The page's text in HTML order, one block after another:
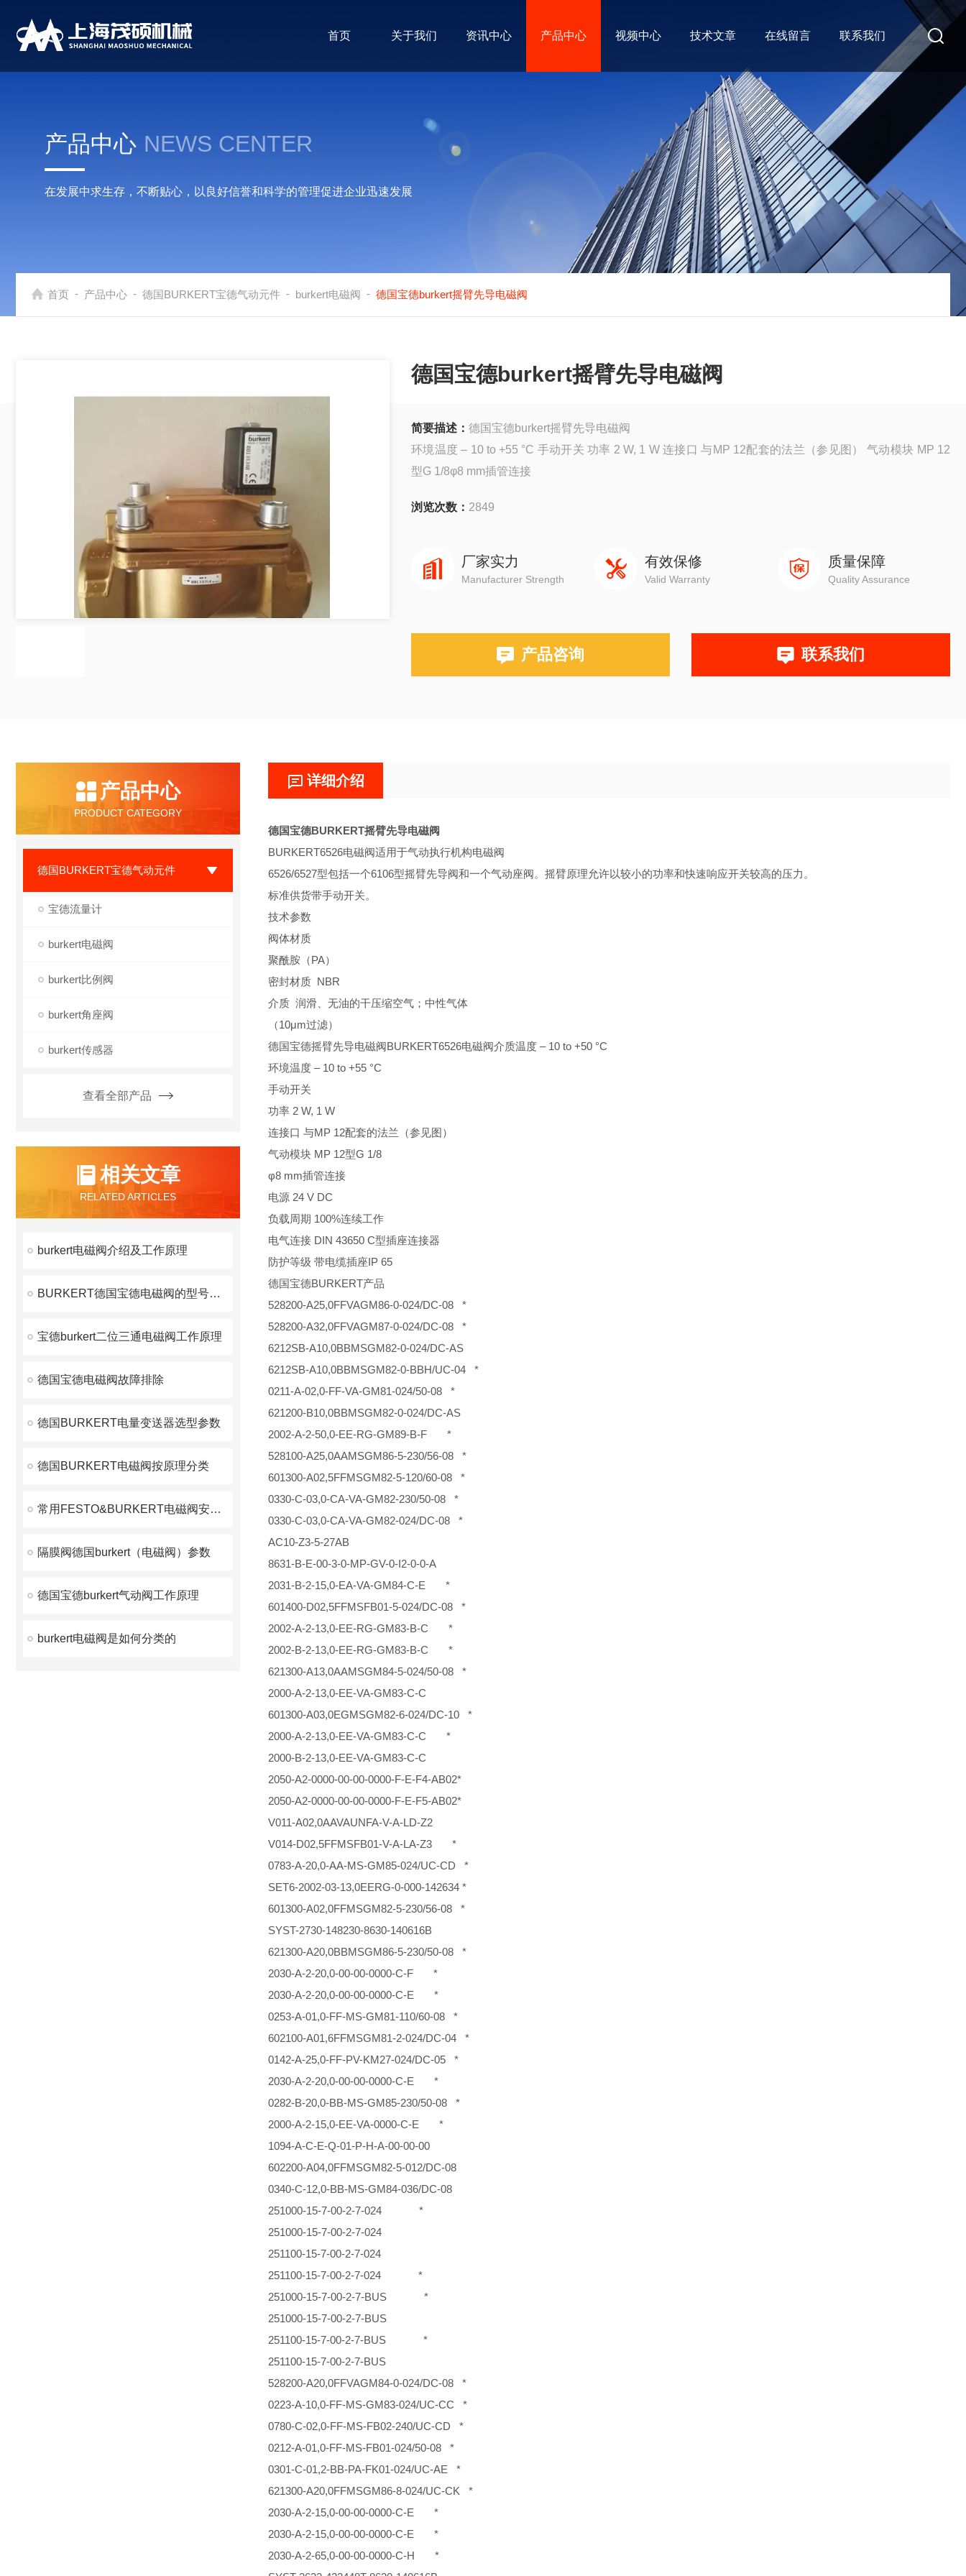
首页 关于我们 资讯中心 产品中心 视频中心 技术文章 在线留言 联系我们
产品中心 NEWS CENTER
在发展中求生存，不断贴心，以良好信誉和科学的管理促进企业迅速发展
首页 - 产品中心 - 德国BURKERT宝德气动元件 - burkert电磁阀 - 德国宝德burkert摇臂先导电磁阀
德国宝德burkert摇臂先导电磁阀
简要描述： 德国宝德burkert摇臂先导电磁阀
环境温度 – 10 to +55 °C 手动开关 功率 2 W, 1 W 连接口 与MP 12配套的法兰（参见图） 气动模块 MP 12
型G 1/8φ8 mm插管连接
浏览次数： 2849
厂家实力
Manufacturer Strength
有效保修
Valid Warranty
质量保障
Quality Assurance
产品咨询 联系我们
产品中心
PRODUCT CATEGORY
德国BURKERT宝德气动元件
宝德流量计
burkert电磁阀
burkert比例阀
burkert角座阀
burkert传感器
查看全部产品
相关文章
RELATED ARTICLES
burkert电磁阀介绍及工作原理
BURKERT德国宝德电磁阀的型号大全
宝德burkert二位三通电磁阀工作原理
德国宝德电磁阀故障排除
德国BURKERT电量变送器选型参数
德国BURKERT电磁阀按原理分类
常用FESTO&BURKERT电磁阀安全性
隔膜阀德国burkert（电磁阀）参数
德国宝德burkert气动阀工作原理
burkert电磁阀是如何分类的
详细介绍
德国宝德BURKERT摇臂先导电磁阀
BURKERT6526电磁阀适用于气动执行机构电磁阀
6526/6527型包括一个6106型摇臂先导阀和一个气动座阀。摇臂原理允许以较小的功率和快速响应开关较高的压力。
标准供货带手动开关。
技术参数
阀体材质
聚酰胺（PA）
密封材质 NBR
介质 润滑、无油的干压缩空气；中性气体
（10μm过滤）
德国宝德摇臂先导电磁阀BURKERT6526电磁阀介质温度 – 10 to +50 °C
环境温度 – 10 to +55 °C
手动开关
功率 2 W, 1 W
连接口 与MP 12配套的法兰（参见图）
气动模块 MP 12型G 1/8
φ8 mm插管连接
电源 24 V DC
负载周期 100%连续工作
电气连接 DIN 43650 C型插座连接器
防护等级 带电缆插座IP 65
德国宝德BURKERT产品
528200-A25,0FFVAGM86-0-024/DC-08 *
528200-A32,0FFVAGM87-0-024/DC-08 *
6212SB-A10,0BBMSGM82-0-024/DC-AS
6212SB-A10,0BBMSGM82-0-BBH/UC-04 *
0211-A-02,0-FF-VA-GM81-024/50-08 *
621200-B10,0BBMSGM82-0-024/DC-AS
2002-A-2-50,0-EE-RG-GM89-B-F *
528100-A25,0AAMSGM86-5-230/56-08 *
601300-A02,5FFMSGM82-5-120/60-08 *
0330-C-03,0-CA-VA-GM82-230/50-08 *
0330-C-03,0-CA-VA-GM82-024/DC-08 *
AC10-Z3-5-27AB
8631-B-E-00-3-0-MP-GV-0-I2-0-0-A
2031-B-2-15,0-EA-VA-GM84-C-E *
601400-D02,5FFMSFB01-5-024/DC-08 *
2002-A-2-13,0-EE-RG-GM83-B-C *
2002-B-2-13,0-EE-RG-GM83-B-C *
621300-A13,0AAMSGM84-5-024/50-08 *
2000-A-2-13,0-EE-VA-GM83-C-C
601300-A03,0EGMSGM82-6-024/DC-10 *
2000-A-2-13,0-EE-VA-GM83-C-C *
2000-B-2-13,0-EE-VA-GM83-C-C
2050-A2-0000-00-00-0000-F-E-F4-AB02*
2050-A2-0000-00-00-0000-F-E-F5-AB02*
V011-A02,0AAVAUNFA-V-A-LD-Z2
V014-D02,5FFMSFB01-V-A-LA-Z3 *
0783-A-20,0-AA-MS-GM85-024/UC-CD *
SET6-2002-03-13,0EERG-0-000-142634 *
601300-A02,0FFMSGM82-5-230/56-08 *
SYST-2730-148230-8630-140616B
621300-A20,0BBMSGM86-5-230/50-08 *
2030-A-2-20,0-00-00-0000-C-F *
2030-A-2-20,0-00-00-0000-C-E *
0253-A-01,0-FF-MS-GM81-110/60-08 *
602100-A01,6FFMSGM81-2-024/DC-04 *
0142-A-25,0-FF-PV-KM27-024/DC-05 *
2030-A-2-20,0-00-00-0000-C-E *
0282-B-20,0-BB-MS-GM85-230/50-08 *
2000-A-2-15,0-EE-VA-0000-C-E *
1094-A-C-E-Q-01-P-H-A-00-00-00
602200-A04,0FFMSGM82-5-012/DC-08
0340-C-12,0-BB-MS-GM84-036/DC-08
251000-15-7-00-2-7-024 *
251000-15-7-00-2-7-024
251100-15-7-00-2-7-024
251100-15-7-00-2-7-024 *
251000-15-7-00-2-7-BUS *
251000-15-7-00-2-7-BUS
251100-15-7-00-2-7-BUS *
251100-15-7-00-2-7-BUS
528200-A20,0FFVAGM84-0-024/DC-08 *
0223-A-10,0-FF-MS-GM83-024/UC-CC *
0780-C-02,0-FF-MS-FB02-240/UC-CD *
0212-A-01,0-FF-MS-FB01-024/50-08 *
0301-C-01,2-BB-PA-FK01-024/UC-AE *
621300-A20,0FFMSGM86-8-024/UC-CK *
2030-A-2-15,0-00-00-0000-C-E *
2030-A-2-15,0-00-00-0000-C-E *
2030-A-2-65,0-00-00-0000-C-H *